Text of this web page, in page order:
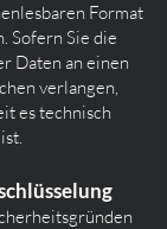
Format
Sofern Sie die
Daten an einen
verlangen,
es technisch